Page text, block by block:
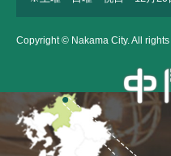
Copyright © Nakama City. All rights